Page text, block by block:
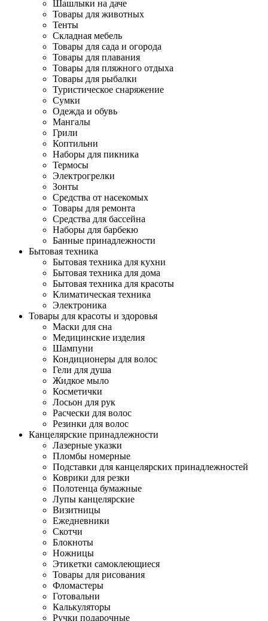
Шашлыки на даче
Товары для животных
Тенты
Складная мебель
Товары для сада и огорода
Товары для плавания
Товары для пляжного отдыха
Товары для рыбалки
Туристическое снаряжение
Сумки
Одежда и обувь
Мангалы
Грили
Коптильни
Наборы для пикника
Термосы
Электрогрелки
Зонты
Средства от насекомых
Товары для ремонта
Средства для бассейна
Наборы для барбекю
Банные принадлежности
Бытовая техника
Бытовая техника для кухни
Бытовая техника для дома
Бытовая техника для красоты
Климатическая техника
Электроника
Товары для красоты и здоровья
Маски для сна
Медицинские изделия
Шампуни
Кондиционеры для волос
Гели для душа
Жидкое мыло
Косметички
Лосьон для рук
Расчески для волос
Резинки для волос
Канцелярские принадлежности
Лазерные указки
Пломбы номерные
Подставки для канцелярских принадлежностей
Коврики для резки
Полотенца бумажные
Лупы канцелярские
Визитницы
Ежедневники
Скотчи
Блокноты
Ножницы
Этикетки самоклеющиеся
Товары для рисования
Фломастеры
Готовальни
Калькуляторы
Ручки подарочные